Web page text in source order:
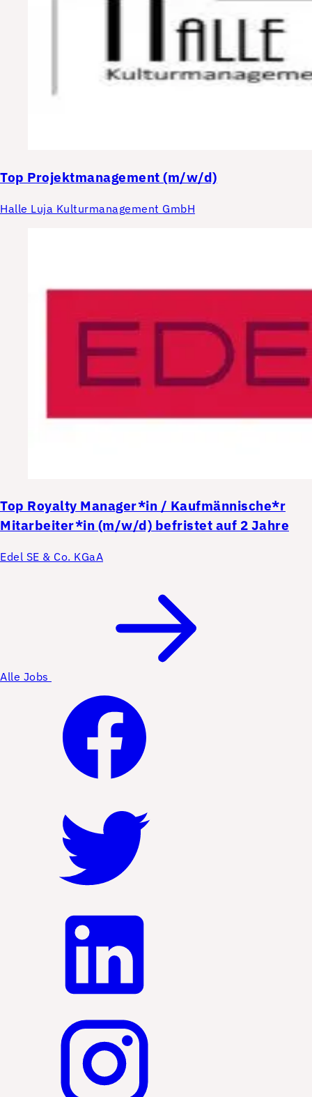
Top Projektmanagement (m/w/d)
Halle Luja Kulturmanagement GmbH
Top Royalty Manager*in / Kaufmännische*r
Mitarbeiter*in (m/w/d) befristet auf 2 Jahre
Edel SE & Co. KGaA
Alle Jobs